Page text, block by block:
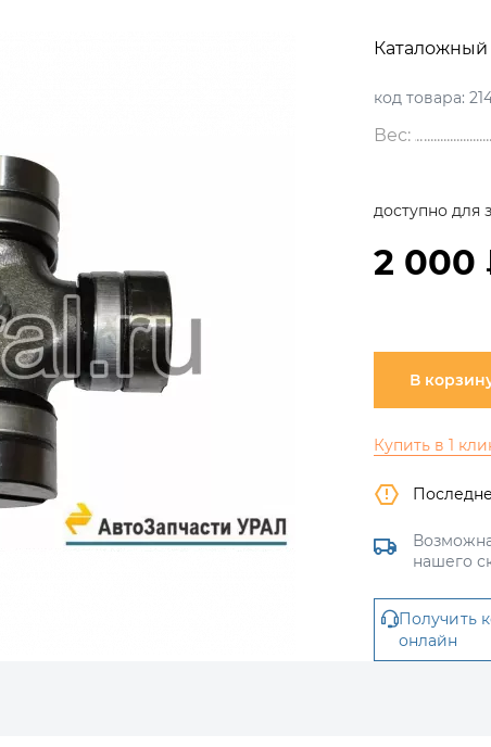
код товара:
Вес:
доступно для
2 000
В
Купить в 1
нашего
Получить
онлайн